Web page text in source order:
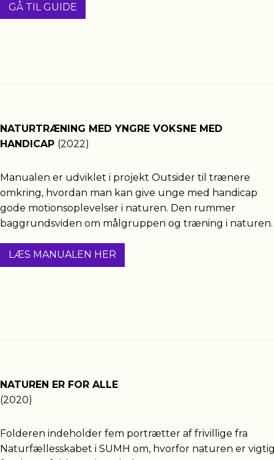
GÅ TIL GUIDE
NATURTRÆNING MED YNGRE VOKSNE MED
HANDICAP (2022)
Manualen er udviklet i projekt Outsider til trænere
omkring, hvordan man kan give unge med handicap
gode motionsoplevelser i naturen. Den rummer
baggrundsviden om målgruppen og træning i naturen.
LÆS MANUALEN HER
NATUREN ER FOR ALLE
(2020)
Folderen indeholder fem portrætter af frivillige fra
Naturfællesskabet i SUMH om, hvorfor naturen er